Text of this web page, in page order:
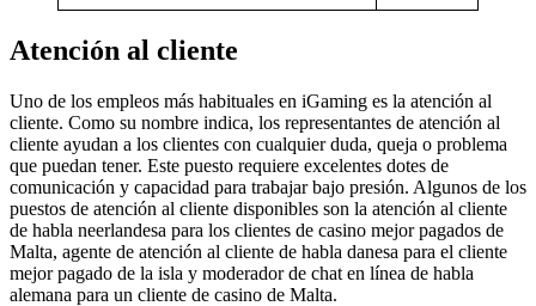
Atención al cliente
Uno de los empleos más habituales en iGaming es la atención al
cliente. Como su nombre indica, los representantes de atención al
cliente ayudan a los clientes con cualquier duda, queja o problema
que puedan tener. Este puesto requiere excelentes dotes de
comunicación y capacidad para trabajar bajo presión. Algunos de los
puestos de atención al cliente disponibles son la atención al cliente
de habla neerlandesa para los clientes de casino mejor pagados de
Malta, agente de atención al cliente de habla danesa para el cliente
mejor pagado de la isla y moderador de chat en línea de habla
alemana para un cliente de casino de Malta.